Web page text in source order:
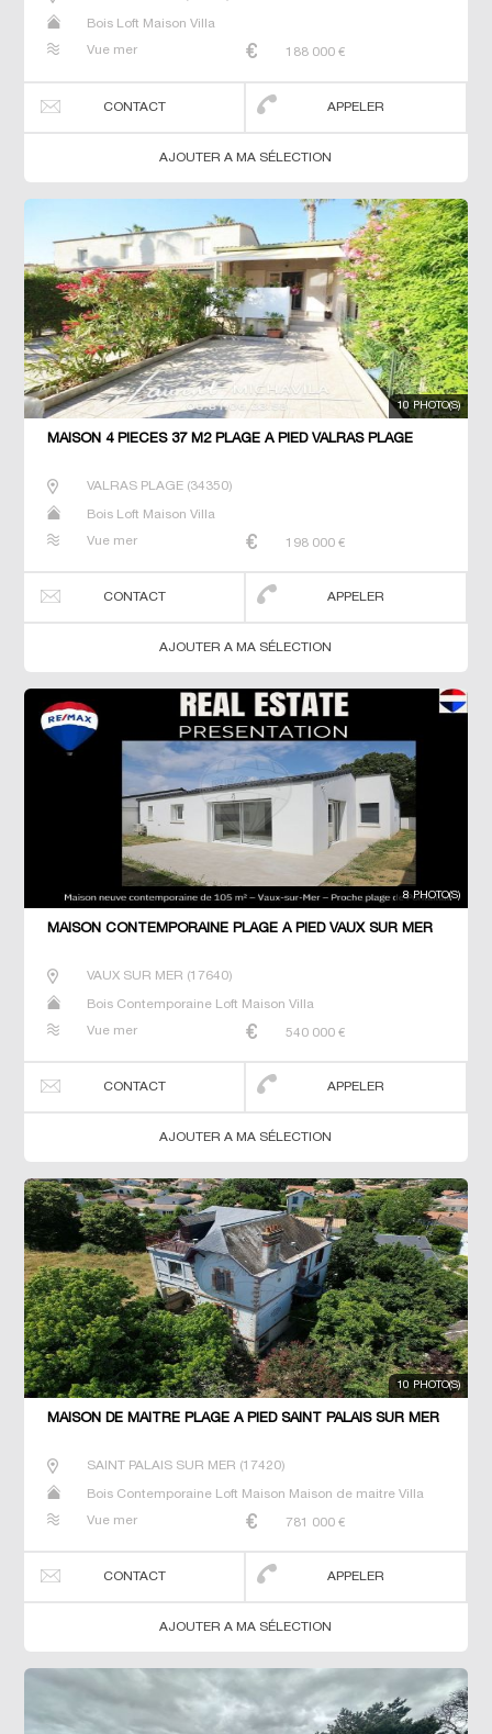
Bois Loft Maison Villa
Vue mer 188 000 €
CONTACT APPELER
AJOUTER A MA SÉLECTION
10 PHOTO(S)
MAISON 4 PIECES 37 M2 PLAGE À PIED VALRAS PLAGE
VALRAS PLAGE(34350)
Bois Loft Maison Villa
Vue mer 198 000 €
CONTACT APPELER
AJOUTER A MA SÉLECTION
8 PHOTO(S)
MAISON CONTEMPORAINE PLAGE À PIED VAUX SUR MER
VAUX SUR MER (17640)
Bois Contemporaine Loft Maison Villa
Vue mer 540 000 €
CONTACT APPELER
AJOUTER A MA SÉLECTION
10 PHOTO(S)
MAISON DE MAÎTRE PLAGE À PIED SAINT PALAIS SUR MER
SAINT PALAIS SUR MER (17420)
Bois Contemporaine Loft Maison Maison de maitre Villa
Vue mer 781 000 €
CONTACT APPELER
AJOUTER A MA SÉLECTION